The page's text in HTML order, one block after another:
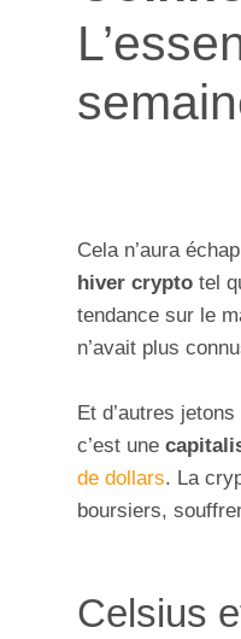
Cela n’aura
hiver crypto tel
tendance sur le
n’avait plus
Et d’autres
c’est une
de dollars. La
boursiers,
Celsius